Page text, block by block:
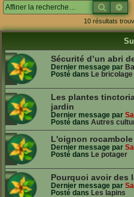
10 résultats
Sécurité d’un abri
Dernier message par
Posté dans Le bricolage
Les plantes
jardin
Dernier message par
Posté dans Autres
L'oignon rocambole
Dernier message par
Posté dans Le potager
Pourquoi avoir des
Dernier message par
Posté dans Les lapins